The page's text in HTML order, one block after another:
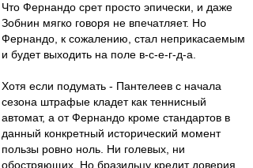
Что Фернандо срет просто эпически, и даже
Зобнин мягко говоря не впечатляет. Но
Фернандо, к сожалению, стал неприкасаемым
и будет выходить на поле в-с-е-г-д-а.
Хотя если подумать - Пантелеев с начала
сезона штрафые кладет как теннисный
автомат, а от Фернандо кроме стандартов в
данный конкретный исторический момент
пользы ровно ноль. Ни голевых, ни
обостряющих. Но бразильцу кредит доверия